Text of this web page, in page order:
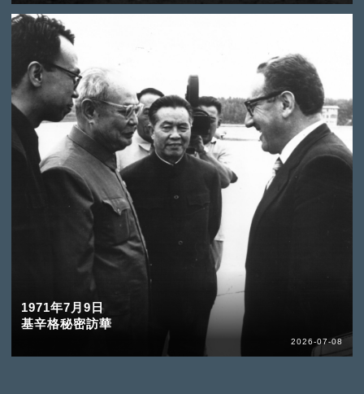
1971年7月9日
基辛格秘密訪華
2026-07-08